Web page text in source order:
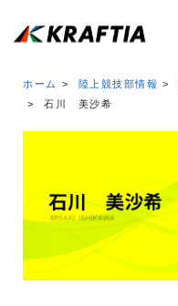
ホーム 陸上競技部情報
石川 美沙希